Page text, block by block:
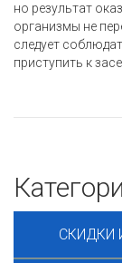
но результат
организмы не
следует
приступить к
СКИДКИ